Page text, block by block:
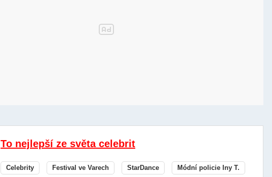
To nejlepší ze světa celebrit
Celebrity Festival ve Varech StarDance Módní policie Iny T.